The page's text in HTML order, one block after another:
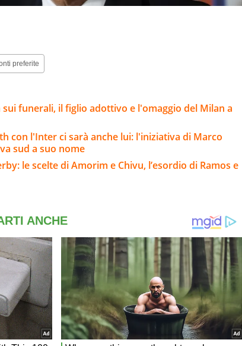
preferite
funerali, il figlio adottivo e l'omaggio del Milan a
con l'Inter ci sarà anche lui: l'iniziativa di Marco
sud a suo nome
le scelte di Amorim e Chivu, l’esordio di Ramos e